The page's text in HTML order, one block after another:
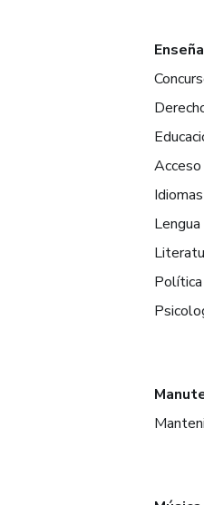
Idiomas
Política